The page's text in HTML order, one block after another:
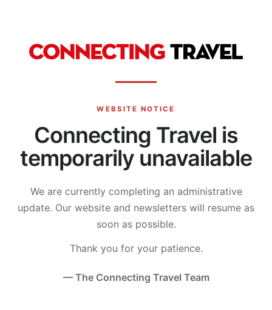
WEBSITE NOTICE
Connecting Travel is
temporarily unavailable
We are currently completing an administrative
update. Our website and newsletters will resume as
soon as possible.
Thank you for your patience.
— The Connecting Travel Team